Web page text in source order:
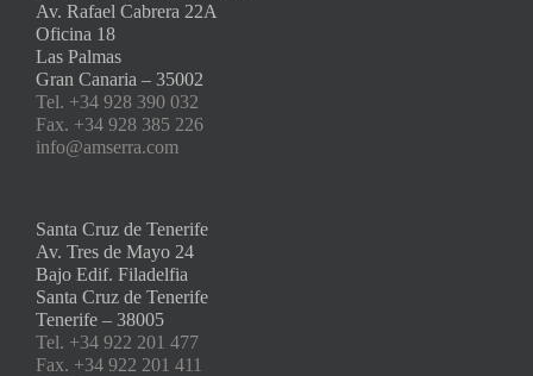
Av. Rafael Cabrera 22A
Oficina 18
Las Palmas
Gran Canaria – 35002
Tel. +34 928 390 032
Fax. +34 928 385 226
info@amserra.com
Santa Cruz de Tenerife
Av. Tres de Mayo 24
Bajo Edif. Filadelfia
Santa Cruz de Tenerife
Tenerife – 38005
Tel. +34 922 201 477
Fax. +34 922 201 411